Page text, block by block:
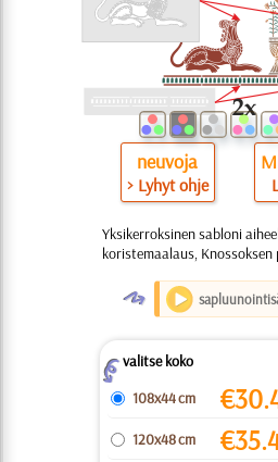
neuvoja
> Lyhyt ohje
Yksikerroksinen sabloni
koristemaalaus, Knossoksen
O
Zvalitse koko
108x44 cm
€
120x48 cm €